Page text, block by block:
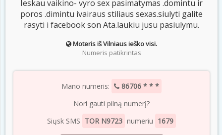
Ieskau vaikino- vyro sex pasimatymas .domintu ir
poros .dimintu ivairaus stiliaus sexas.siulyti galite
rasyti i facebook son Ata.laukiu jusu pasiulymu.
Moteris iš Vilniaus ieško visi.
Numeris patikrintas
Mano numeris:
86706 * * *
Nori gauti pilną numerį?
Siųsk SMS TOR N9723 numeriu 1679